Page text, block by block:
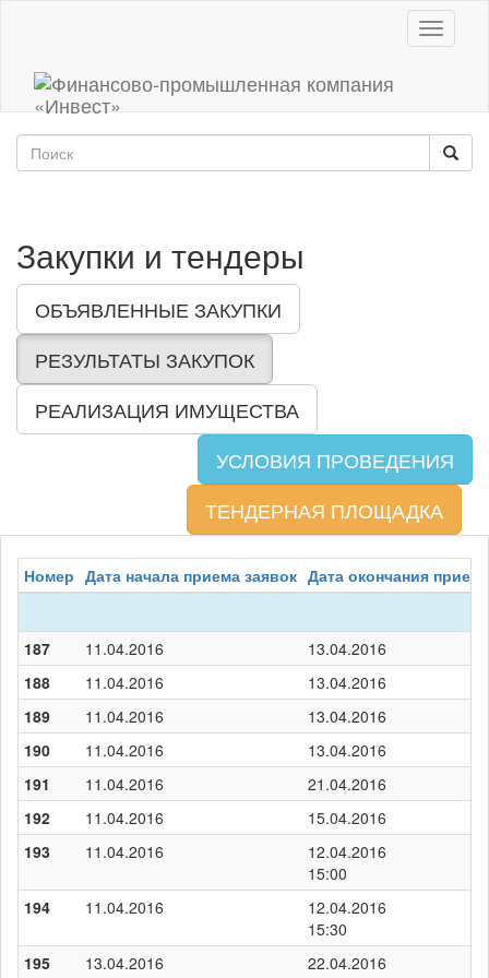
Toggle
Закупки и тендеры
ОБЪЯВЛЕННЫЕ ЗАКУПКИ
РЕЗУЛЬТАТЫ ЗАКУПОК
РЕАЛИЗАЦИЯ ИМУЩЕСТВА
УСЛОВИЯ ПРОВЕДЕНИЯ
ТЕНДЕРНАЯ ПЛОЩАДКА
Номер Дата начала приема заявок Дата окончания
187 11.04.2016
13.04.2016
188
11.04.2016
13.04.2016
189
11.04.2016
13.04.2016
190
11.04.2016
13.04.2016
191
11.04.2016
21.04.2016
192
11.04.2016
15.04.2016
193
11.04.2016
12.04.2016
15:00
194
11.04.2016
12.04.2016
15:30
195
13.04.2016 22.04.2016